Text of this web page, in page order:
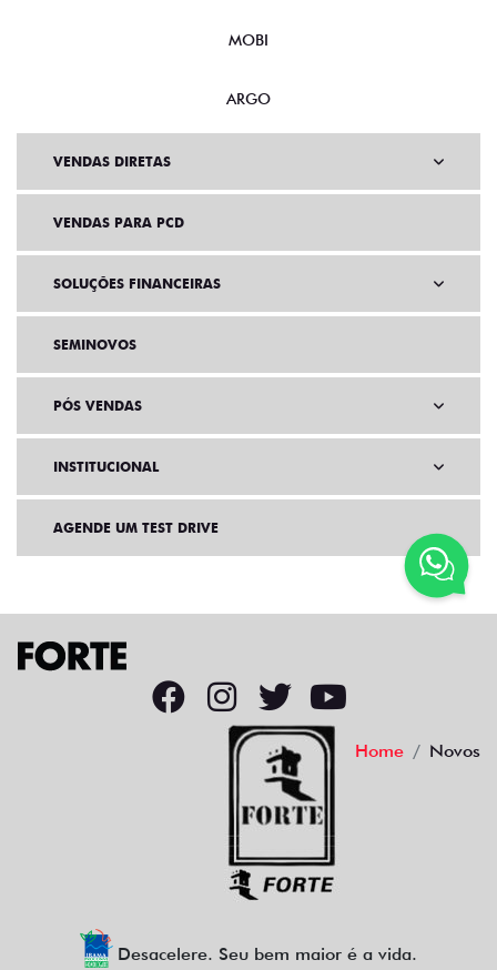
MOBI
ARGO
VENDAS DIRETAS
VENDAS PARA PCD
SOLUÇÕES FINANCEIRAS
SEMINOVOS
PÓS VENDAS
INSTITUCIONAL
AGENDE UM TEST DRIVE
Home Novos
Desacelere. Seu bem maior é a vida.